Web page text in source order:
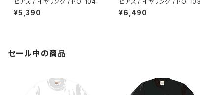
ピアス / イヤリング / PO-104
¥5,390
ピアス / イヤリング / PO-103
¥6,490
セール中の商品